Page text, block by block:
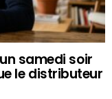
samedi soir
le distributeur